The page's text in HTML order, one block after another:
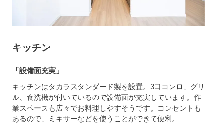
キッチン
「設備面充実」
キッチンはタカラスタンダード製を設置。3口コンロ、グリ
ル、食洗機が付いているので設備面が充実しています。作
業スペースも広々でお料理しやすそうです。コンセントも
あるので、ミキサーなどを使うことができて便利。